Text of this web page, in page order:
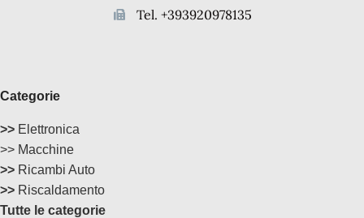
Tel. +393920978135
Categorie
>> Elettronica
>> Macchine
>> Ricambi Auto
>> Riscaldamento
Tutte le categorie